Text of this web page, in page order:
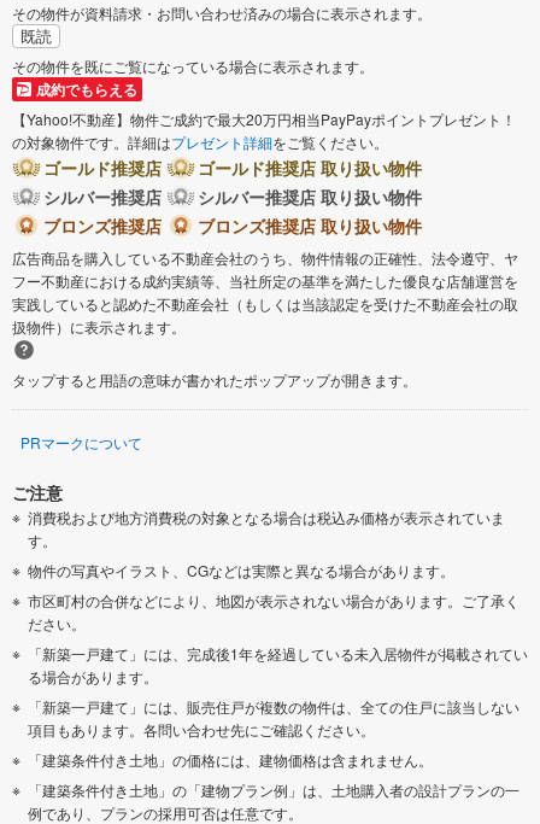
羽曳野市
摂津市
藤井寺市 東大阪市
四條畷市 交野市
大阪狭山市 豊能郡豊能町
泉南郡熊取町
南河内郡千早赤阪村
その物件が資料請求・お問い合わせ済みの場合に表示されます。
既読
その物件を既にご覧になっている場合に表示されます。
成約でもらえる
【Yahoo!不動産】物件ご成約で最大20万円相当PayPayポイントプレゼント！
の対象物件です。詳細はプレゼント詳細をご覧ください。
ゴールド推奨店
ゴールド推奨店 取り扱い物件
シルバー推奨店
シルバー推奨店 取り扱い物件
ブロンズ推奨店
ブロンズ推奨店 取り扱い物件
広告商品を購入している不動産会社のうち、物件情報の正確性、法令遵守、ヤ
フー不動産における成約実績等、当社所定の基準を満たした優良な店舗運営を
実践していると認めた不動産会社（もしくは当該認定を受けた不動産会社の取
扱物件）に表示されます。
タップすると用語の意味が書かれたポップアップが開きます。
PRマークについて
ご注意
消費税および地方消費税の対象となる場合は税込み価格が表示されていま
す。
物件の写真やイラスト、CGなどは実際と異なる場合があります。
市区町村の合併などにより、地図が表示されない場合があります。ご了承く
ださい。
「新築一戸建て」には、完成後1年を経過している未入居物件が掲載されてい
る場合があります。
「新築一戸建て」には、販売住戸が複数の物件は、全ての住戸に該当しない
項目もあります。各問い合わせ先にご確認ください。
「建築条件付き土地」の価格には、建物価格は含まれません。
「建築条件付き土地」の「建物プラン例」は、土地購入者の設計プランの一
例であり、プランの採用可否は任意です。